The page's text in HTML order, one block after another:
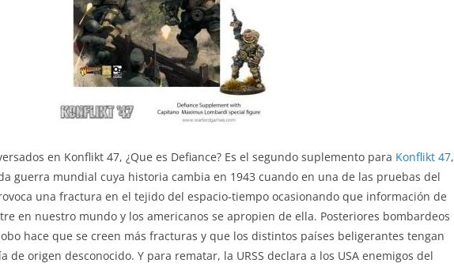
en Konflikt 47, ¿Que es Defiance? Es el segundo suplemento para Konflikt 47,
guerra mundial cuya historia cambia en 1943 cuando en una de las pruebas del
una fractura en el tejido del espacio-tiempo ocasionando que información de
en nuestro mundo y los americanos se apropien de ella. Posteriores bombardeos
hace que se creen más fracturas y que los distintos países beligerantes tengan
de origen desconocido. Y para rematar, la URSS declara a los USA enemigos del